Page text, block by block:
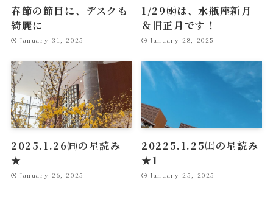
春節の節目に、デスクも
綺麗に
January 31, 2025
1/29㈬は、水瓶座新月
＆旧正月です！
January 28, 2025
2025.1.26㈰の星読み
★
January 26, 2025
20225.1.25㈯の星読み
★1
January 25, 2025